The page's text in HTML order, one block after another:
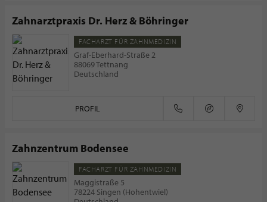
Zahnarztpraxis Dr. Herz & Böhringer
FACHARZT FÜR ZAHNMEDIZIN
Graf-Eberhard-Straße 2
88069 Tettnang
Deutschland
PROFIL
Zahnzentrum Bodensee
FACHARZT FÜR ZAHNMEDIZIN
Maggistraße 5
78224 Singen (Hohentwiel)